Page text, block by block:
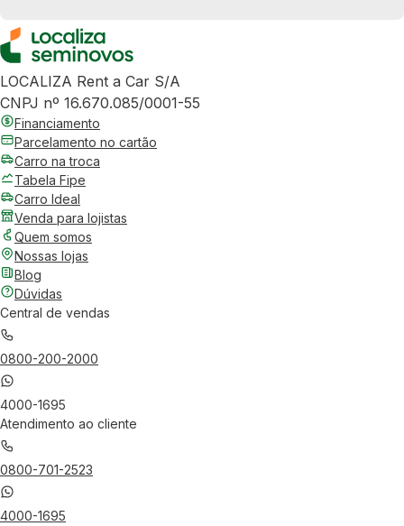
LOCALIZA Rent a Car S/A
CNPJ nº 16.670.085/0001-55
Financiamento
Parcelamento no cartão
Carro na troca
Tabela Fipe
Carro Ideal
Venda para lojistas
Quem somos
Nossas lojas
Blog
Dúvidas
Central de vendas
0800-200-2000
4000-1695
Atendimento ao cliente
0800-701-2523
4000-1695